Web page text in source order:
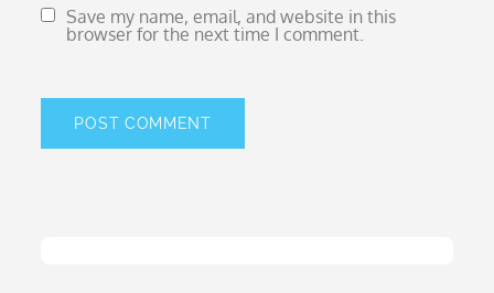
Save my name, email, and website in this
browser for the next time I comment.